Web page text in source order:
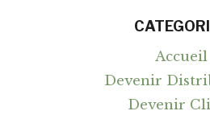
Accueil
Devenir
Devenir